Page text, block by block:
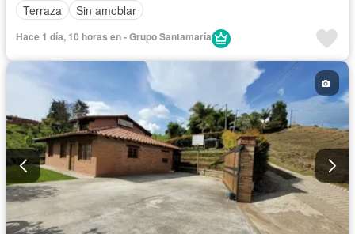
Terraza
Sin amoblar
Hace 1 día, 10 horas en - Grupo Santamaría